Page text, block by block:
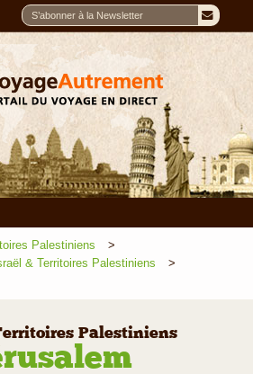
Palestiniens
& Territoires Palestiniens
Palestiniens